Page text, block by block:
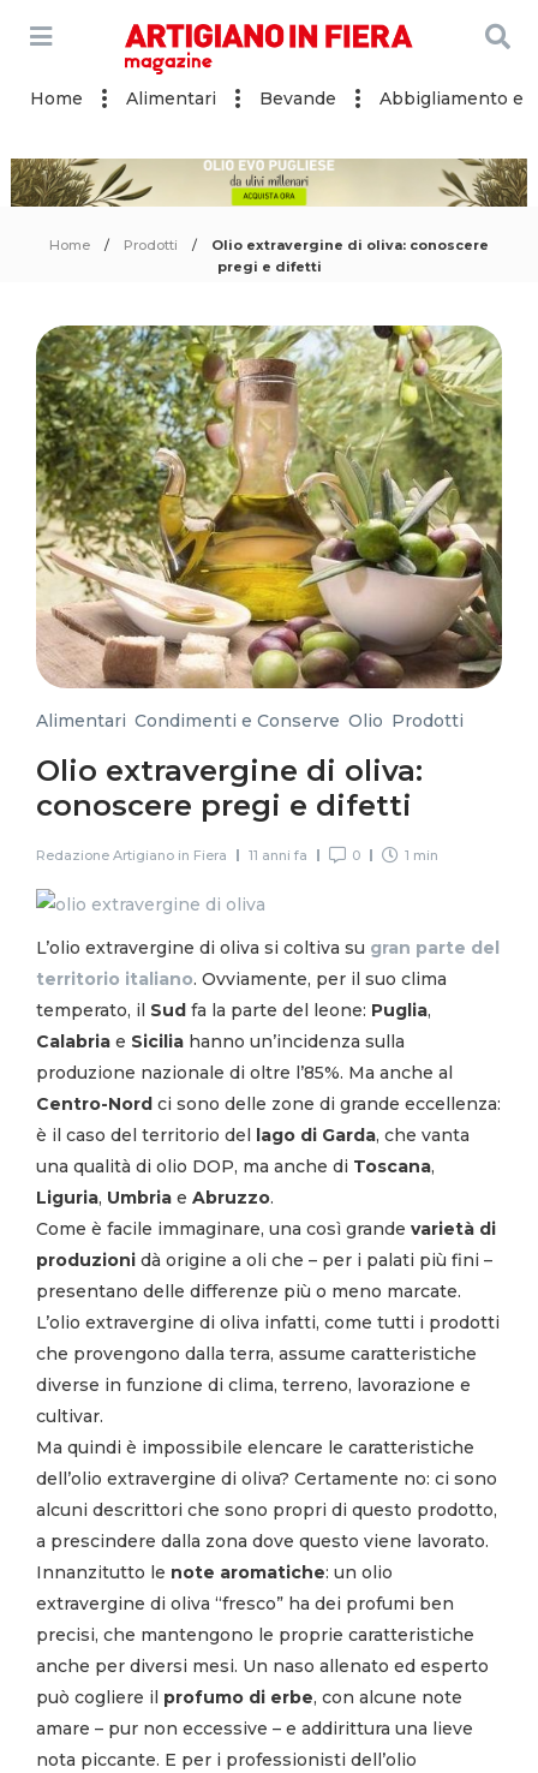
Home Alimentari Bevande Abbigliamento e
Home Prodotti
Olio extravergine di oliva: conoscere
pregi e difetti
Alimentari Condimenti e Conserve Olio Prodotti
Olio extravergine di oliva:
conoscere pregi e difetti
Redazione Artigiano in Fiera 11 anni fa 0 1 min
L’olio extravergine di oliva si coltiva su gran parte del
territorio italiano. Ovviamente, per il suo clima
temperato, il Sud fa la parte del leone: Puglia,
Calabria e Sicilia hanno un’incidenza sulla
produzione nazionale di oltre l’85%. Ma anche al
Centro-Nord ci sono delle zone di grande eccellenza:
è il caso del territorio del lago di Garda, che vanta
una qualità di olio DOP, ma anche di Toscana,
Liguria, Umbria e Abruzzo.
Come è facile immaginare, una così grande varietà di
produzioni dà origine a oli che – per i palati più fini –
presentano delle differenze più o meno marcate.
L’olio extravergine di oliva infatti, come tutti i prodotti
che provengono dalla terra, assume caratteristiche
diverse in funzione di clima, terreno, lavorazione e
cultivar.
Ma quindi è impossibile elencare le caratteristiche
dell’olio extravergine di oliva? Certamente no: ci sono
alcuni descrittori che sono propri di questo prodotto,
a prescindere dalla zona dove questo viene lavorato.
Innanzitutto le note aromatiche: un olio
extravergine di oliva “fresco” ha dei profumi ben
precisi, che mantengono le proprie caratteristiche
anche per diversi mesi. Un naso allenato ed esperto
può cogliere il profumo di erbe, con alcune note
amare – pur non eccessive – e addirittura una lieve
nota piccante. E per i professionisti dell’olio